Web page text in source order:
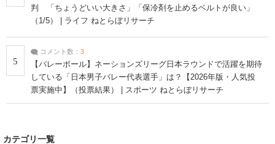
判 「ちょうどいい大きさ」「保冷剤を止めるベルトが良い」
（1/5） | ライフ ねとらぼリサーチ
5
コメント数： 3
【バレーボール】ネーションズリーグ日本ラウンドで活躍を期待
している「日本男子バレー代表選手」は？【2026年版・人気投
票実施中】（投票結果） | スポーツ ねとらぼリサーチ
カテゴリ一覧